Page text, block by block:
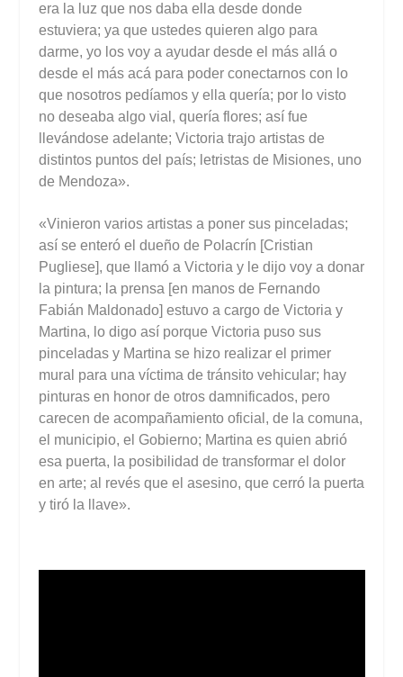
era la luz que nos daba ella desde donde
estuviera; ya que ustedes quieren algo para
darme, yo los voy a ayudar desde el más allá o
desde el más acá para poder conectarnos con lo
que nosotros pedíamos y ella quería; por lo visto
no deseaba algo vial, quería flores; así fue
llevándose adelante; Victoria trajo artistas de
distintos puntos del país; letristas de Misiones, uno
de Mendoza».
«Vinieron varios artistas a poner sus pinceladas;
así se enteró el dueño de Polacrín [Cristian
Pugliese], que llamó a Victoria y le dijo voy a donar
la pintura; la prensa [en manos de Fernando
Fabián Maldonado] estuvo a cargo de Victoria y
Martina, lo digo así porque Victoria puso sus
pinceladas y Martina se hizo realizar el primer
mural para una víctima de tránsito vehicular; hay
pinturas en honor de otros damnificados, pero
carecen de acompañamiento oficial, de la comuna,
el municipio, el Gobierno; Martina es quien abrió
esa puerta, la posibilidad de transformar el dolor
en arte; al revés que el asesino, que cerró la puerta
y tiró la llave».